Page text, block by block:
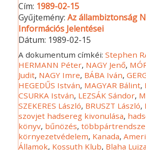
Cím: 1989-02-15
Gyűjtemény:Az állambiztonság
Információs Jelentései
Dátum: 1989-02-15
A dokumentum címkéi:Stephen
HERMANN Péter, NAGY Jenő,
Judit, NAGY Imre, BÁBA Iván,
HEGEDŰS István, MAGYAR Bálint,
CSURKA István, LEZSÁK Sándor,
SZEKERES László, BRUSZT László,
szovjet hadsereg kivonulása,
könyv, bűnözés,
környezetvédelem, Kanada,
Államok, Kossuth Klub, Blaha